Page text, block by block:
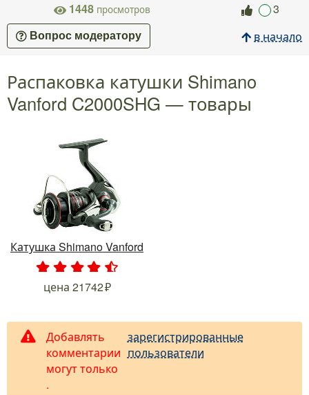
1448 просмотров 3
Вопрос модератору в начало
Распаковка катушки Shimano
Vanford C2000SHG — товары
Катушка Shimano Vanford
. . . . .
цена 21742
Добавлять
комментарии
могут только
зарегистрированные
пользователи
.